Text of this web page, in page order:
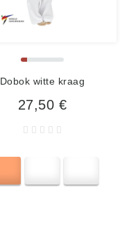
Dobok witte kraag
27,50 €